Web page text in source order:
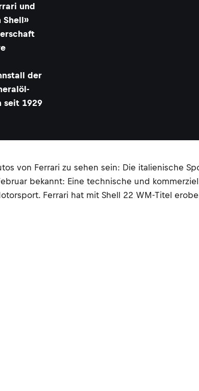
und
Shell»
der
seit 1929
von Ferrari zu sehen sein: Die italienische
bekannt: Eine technische und
Ferrari hat mit Shell 22 WM-Titel